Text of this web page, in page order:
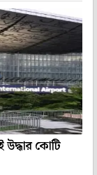
উদ্ধার কোটি